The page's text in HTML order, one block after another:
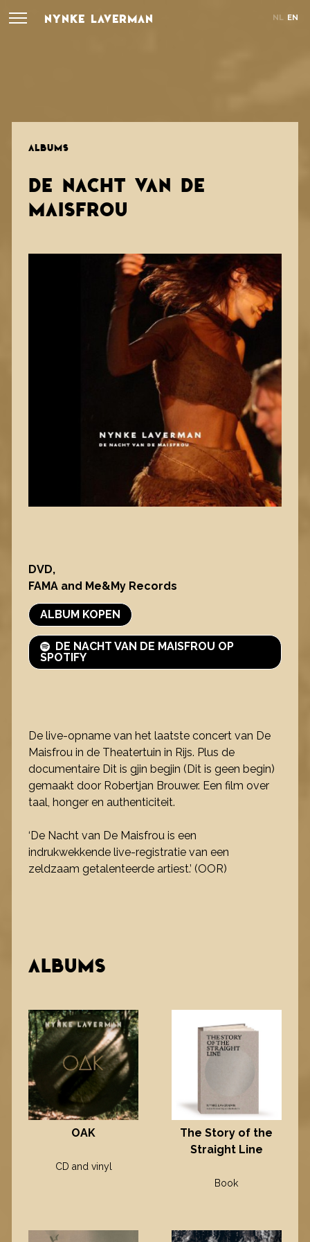
NYNKE LAVERMAN NL EN
ALBUMS
DE NACHT VAN DE
MAISFROU
DVD,
FAMA and Me&My Records
ALBUM KOPEN
DE NACHT VAN DE MAISFROU OP
SPOTIFY
De live-opname van het laatste concert van De
Maisfrou in de Theatertuin in Rijs. Plus de
documentaire Dit is gjin begjin (Dit is geen begin)
gemaakt door Robertjan Brouwer. Een film over
taal, honger en authenticiteit.
‘De Nacht van De Maisfrou is een
indrukwekkende live-registratie van een
zeldzaam getalenteerde artiest.’ (OOR)
ALBUMS
OAK
CD and vinyl
The Story of the
Straight Line
Book